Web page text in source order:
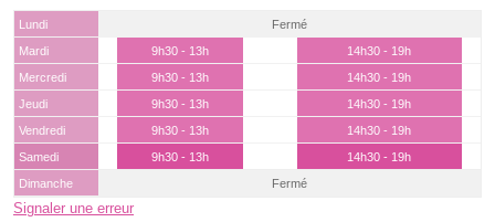
Lundi
Fermé
Mardi
9h30 - 13h
14h30 - 19h
Mercredi
9h30 - 13h
14h30 - 19h
Jeudi
9h30 - 13h
14h30 - 19h
Vendredi
9h30 - 13h
14h30 - 19h
Samedi
9h30 - 13h
14h30 - 19h
Dimanche
Fermé
Signaler une erreur